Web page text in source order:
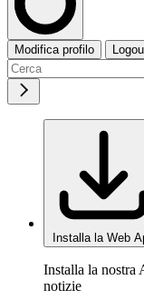
Modifica profilo
Installa la Web
Installa la nostra
notizie